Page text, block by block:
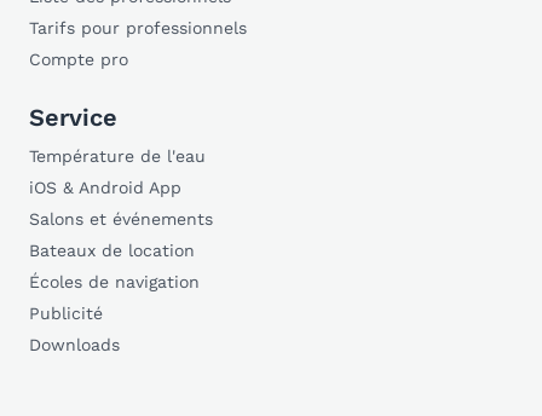
Tarifs pour professionnels
Compte pro
Service
Température de l'eau
iOS & Android App
Salons et événements
Bateaux de location
Écoles de navigation
Publicité
Downloads